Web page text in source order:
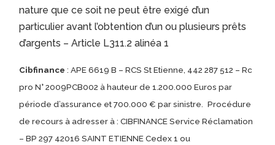
nature que ce soit ne peut être exigé d’un
particulier avant l’obtention d’un ou plusieurs prêts
d’argents – Article L311.2 alinéa 1
Cibfinance: APE 6619 B – RCS St Etienne, 442 287 512 – Rc
pro N° 2009PCB002 à hauteur de 1.200.000 Euros par
période d’assurance et 700.000 € par sinistre.
Procédure
de recours à adresser à : CIBFINANCE Service Réclamation
– BP 297 42016 SAINT ETIENNE Cedex 1 ou